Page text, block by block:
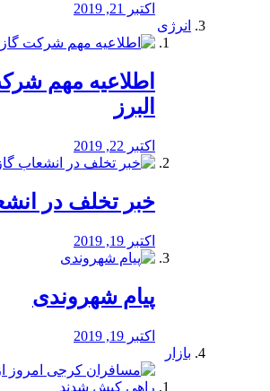
اکتبر 21, 2019
انرژی
️اطلاعیه مهم
البرز
اکتبر 22, 2019
خبر تخلف در
اکتبر 19, 2019
پیام شهروندی
اکتبر 19, 2019
بازار